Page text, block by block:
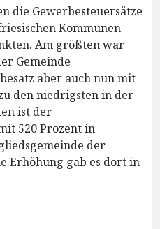
die Gewerbesteuersätze
Kommunen
Am größten war
Gemeinde
aber auch nun mit
den niedrigsten in der
ist der
520 Prozent in
der
Erhöhung gab es dort in